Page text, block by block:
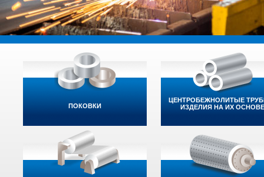
ПОКОВКИ
ЦЕНТРОБЕЖНОЛИТЫЕ
ИЗДЕЛИЯ НА ИХ